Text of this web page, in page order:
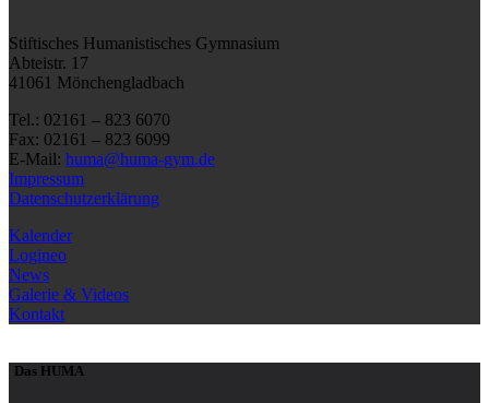
Stiftisches Humanistisches Gymnasium
Abteistr. 17
41061 Mönchengladbach
Tel.: 02161 – 823 6070
Fax: 02161 – 823 6099
E-Mail: huma@huma-gym.de
Impressum
Datenschutzerklärung
Kalender
Logineo
News
Galerie & Videos
Kontakt
Das HUMA